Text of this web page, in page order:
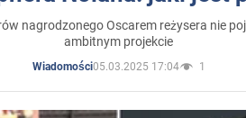
nagrodzonego Oscarem reżysera nie
ambitnym projekcie
Wiadomości05.03.2025 17:04 1